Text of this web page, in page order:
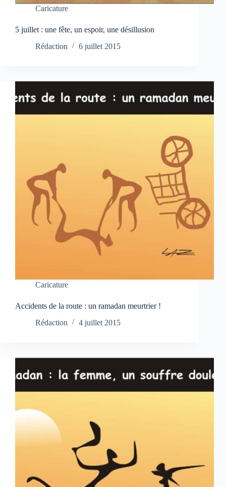
Caricature
5 juillet : une fête, un espoir, une désillusion
Rédaction
6 juillet 2015
Caricature
Accidents de la route : un ramadan meurtrier !
Rédaction
4 juillet 2015